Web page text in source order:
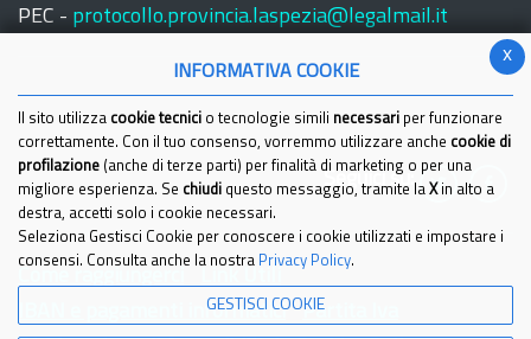
PEC - protocollo.provincia.laspezia@legalmail.it
Seguici su:
IBAN e pagamenti informatici
Partita Iva
x
INFORMATIVA COOKIE
Il sito utilizza cookie tecnici o tecnologie simili necessari per funzionare
correttamente. Con il tuo consenso, vorremmo utilizzare anche cookie di
profilazione (anche di terze parti) per finalità di marketing o per una
migliore esperienza. Se chiudi questo messaggio, tramite la Xin alto a
destra, accetti solo i cookie necessari.
Seleziona Gestisci Cookie per conoscere i cookie utilizzati e impostare i
consensi. Consulta anche la nostra Privacy Policy.
GESTISCI COOKIE